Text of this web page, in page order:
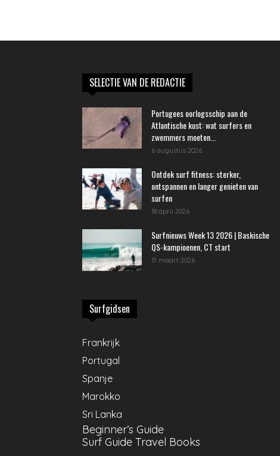
SELECTIE VAN DE REDACTIE
Portugees oorlogsschip aan de
Atlantische kust: wat surfers en
zwemmers moeten...
6 augustus 2026
Ontdek surf fitness: sterker,
ontspannen en langer genieten van
surfen
18 april 2026
Surfnieuws Week 13 2026 | Baskische
QS-kampioenen, CT start
31 maart 2026
Surfgidsen
Frankrijk
Portugal
Spanje
Marokko
Sri Lanka
Beginner’s Guide
Surf Guide Travel Books